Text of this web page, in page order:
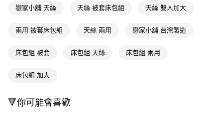
結帳頁面，進行簡訊認證並確認金額後，即可完成結帳。
ATM／網路銀行／等多元方式進行付款，方視為交易完成。
購買商品的店家。未經商家同意取消之訂單仍視為有效，需透過AFTEE先享
是否繳費成功／繳費後需取消欲退款等相關疑問，請聯繫「AFTEE先享後付
【注意事項】
戀家小舖 天絲 天絲 被套床包組 天絲 雙人加大
兩用 被套床包組 天絲 兩用 戀家小舖 台灣製造
床包組 被套 床包組 天絲 床包組 兩用
床包組 加大
🔻你可能會喜歡